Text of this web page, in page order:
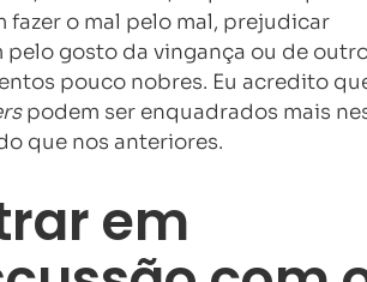
fazer o mal pelo mal, prejudicar
pelo gosto da vingança ou de
pouco nobres. Eu acredito
podem ser enquadrados mais
que nos anteriores.
em